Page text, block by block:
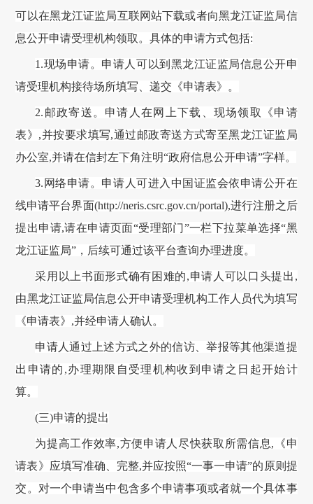
可以在黑龙江证监局互联网站下载或者向黑龙江证监局信
息公开申请受理机构领取。具体的申请方式包括:
1.现场申请。申请人可以到 黑龙江证监局信息公开申
请受理机构接待场所填写、递交《申请表》。
2.邮政寄送。申请人在网上下载、现场领取《申请
表》,并按要求填写,通过邮政寄送方式寄至黑龙江证监局
办公室,并请在信封左下角注明“政府信息公开申请”字样。
3.网络申请。申请人可进入 中国证监会依申请公开在
线申请平台界面(http://neris.csrc.gov.cn/portal),进行注册之后
提出申请,请在申请页面“受理部门”一栏下拉菜单选择“黑
龙江证监局”，后续可通过该平台查询办理进度。
采用以上书面形式确有困难的,申请人可以口头提出,
由黑龙江证监局信息公开申请受理机构工作人员代为填写
《申请表》 ,并经申请人确认。
申请人通过上述方式之外的信访、举报等其他渠道提
出申请的 ,办理期限自受理机构收到申请之日起开始计
算。
(三)申请的提出
为提高工作效率,方便申请人尽快获取所需信息,《申
请表》应填写准确、完整,并应按照“一事一申请”的原则提
交。对一个申请当中包含多个申请事项或者就一个具体事